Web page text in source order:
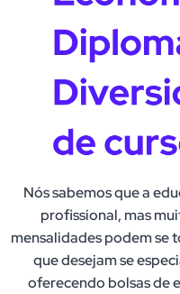
Nós sabemos que a
profissional, mas
mensalidades podem se
que desejam se
oferecendo bolsas de